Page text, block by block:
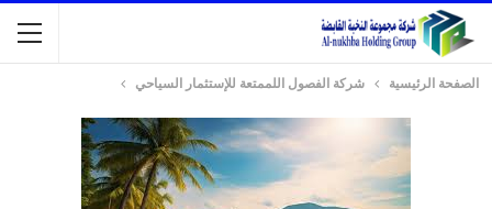
الصفحة الرئيسية شركة الفصول اللممتعة للإستثمار السياحي